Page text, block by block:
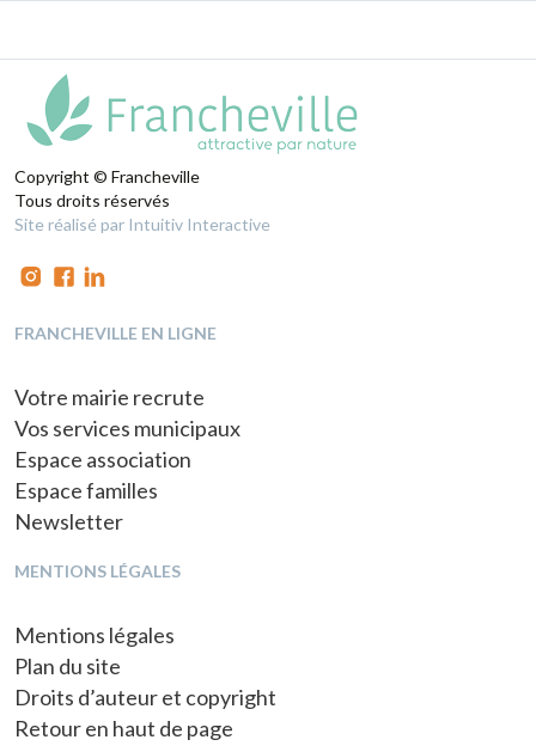
Copyright © Francheville
Tous droits réservés
Site réalisé par Intuitiv Interactive
FRANCHEVILLE EN LIGNE
Votre mairie recrute
Vos services municipaux
Espace association
Espace familles
Newsletter
MENTIONS LÉGALES
Mentions légales
Plan du site
Droits d’auteur et copyright
Retour en haut de page